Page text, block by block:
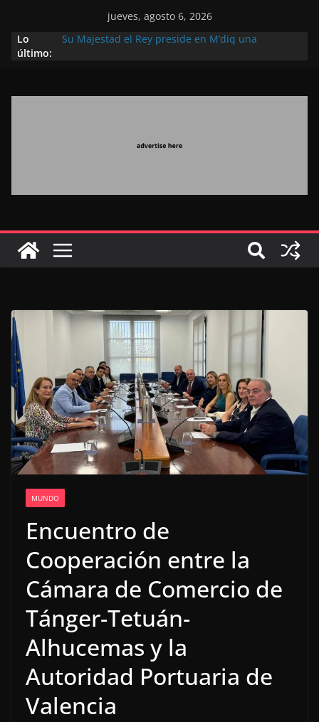
jueves, agosto 6, 2026
Lo
último:
Su Majestad el Rey preside en M’diq una
llegada masiva de marroquíes residentes en el
Marruecos gracias a una visión estratégica
destinada a consolidar la posición de Marruecos
El Discurso Real, un mensaje portador de
esperanza y confianza en el futuro (académico
español)
MUNDO
Encuentro de
Cooperación entre la
Cámara de Comercio de
Tánger-Tetuán-
Alhucemas y la
Autoridad Portuaria de
Valencia